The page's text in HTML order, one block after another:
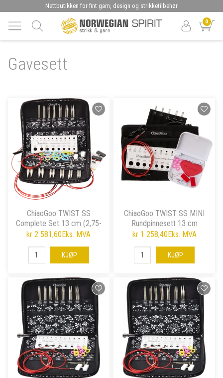
Nettbutikken for fint garn, design og strikketilbehør
0
Gavesett
ChiaoGoo TWIST SS
Complete Set 13 cm (2,75-
10 mm)
kr 2 581,60Eks. MVA
KJØP
ChiaoGoo TWIST SS MINI
Rundpinnesett 13 cm
kr 1 258,40Eks. MVA
KJØP